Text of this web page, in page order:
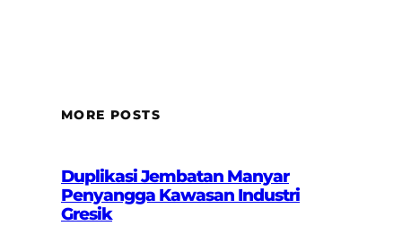
MORE POSTS
Duplikasi Jembatan Manyar
Penyangga Kawasan Industri
Gresik